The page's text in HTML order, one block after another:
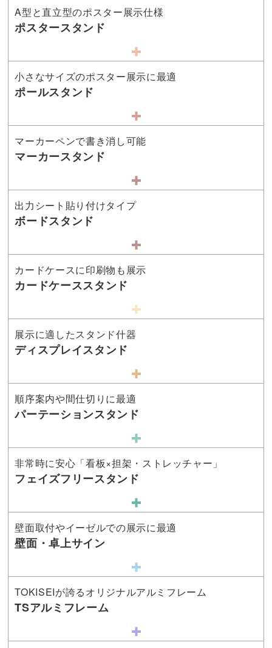
A型と直立型のポスター展示仕様
ポスタースタンド
小さなサイズのポスター展示に最適
ポールスタンド
マーカーペンで書き消し可能
マーカースタンド
出力シート貼り付けタイプ
ボードスタンド
カードケースに印刷物も展示
カードケーススタンド
展示に適したスタンド什器
ディスプレイスタンド
順序案内や間仕切りに最適
パーテーションスタンド
非常時に安心「看板×担架・ストレッチャー」
フェイズフリースタンド
壁面取付やイーゼルでの展示に最適
壁面・卓上サイン
TOKISEIが誇るオリジナルアルミフレーム
TSアルミフレーム